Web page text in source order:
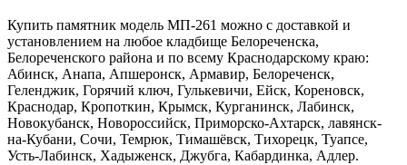
Купить памятник модель МП-261 можно с доставкой и
установлением на любое кладбище Белореченска,
Белореченского района и по всему Краснодарскому краю:
Абинск, Анапа, Апшеронск, Армавир, Белореченск,
Геленджик, Горячий ключ, Гулькевичи, Ейск, Кореновск,
Краснодар, Кропоткин, Крымск, Курганинск, Лабинск,
Новокубанск, Новороссийск, Приморско-Ахтарск, лавянск-
на-Кубани, Сочи, Темрюк, Тимашёвск, Тихорецк, Туапсе,
Усть-Лабинск, Хадыженск, Джубга, Кабардинка, Адлер.